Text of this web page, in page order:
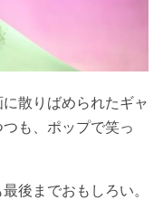
散りばめられたギャ
も、ポップで笑っ
後までおもしろい。